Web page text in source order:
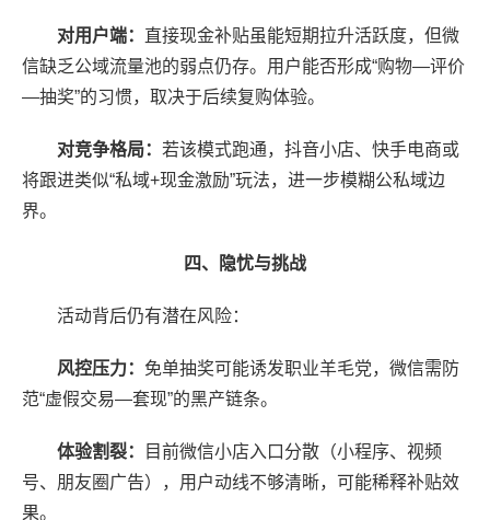
对用户端： 直接现金补贴虽能短期拉升活跃度，但微
信缺乏公域流量池的弱点仍存。用户能否形成“购物—评价
—抽奖”的习惯，取决于后续复购体验。
对竞争格局： 若该模式跑通，抖音小店、快手电商或
将跟进类似“私域+现金激励”玩法，进一步模糊公私域边
界。
四、隐忧与挑战
活动背后仍有潜在风险：
风控压力： 免单抽奖可能诱发职业羊毛党，微信需防
范“虚假交易—套现”的黑产链条。
体验割裂：
目前微信小店入口分散（小程序、视频
号、朋友圈广告），用户动线不够清晰，可能稀释补贴效
果。